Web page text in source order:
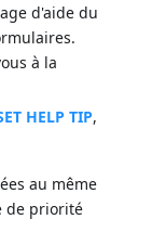
d'aide du
à la
HELP TIP,
au même
de priorité